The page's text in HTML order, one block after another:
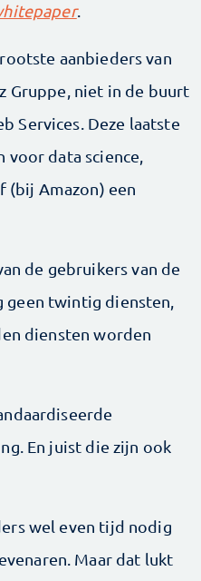
.
aanbieders van
Gruppe, niet in de buurt
Services. Deze laatste
data science,
(bij Amazon) een
de gebruikers van de
geen twintig diensten,
diensten worden
En juist die zijn ook
wel even tijd nodig
Maar dat lukt